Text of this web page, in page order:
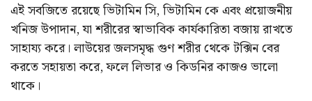
এই সবজিতে রয়েছে ভিটামিন সি, ভিটামিন কে এবং প্রয়োজনীয়
খনিজ উপাদান, যা শরীরের স্বাভাবিক কার্যকারিতা বজায় রাখতে
সাহায্য করে। লাউয়ের জলসমৃদ্ধ গুণ শরীর থেকে টক্সিন বের
করতে সহায়তা করে, ফলে লিভার ও কিডনির কাজও ভালো
থাকে।